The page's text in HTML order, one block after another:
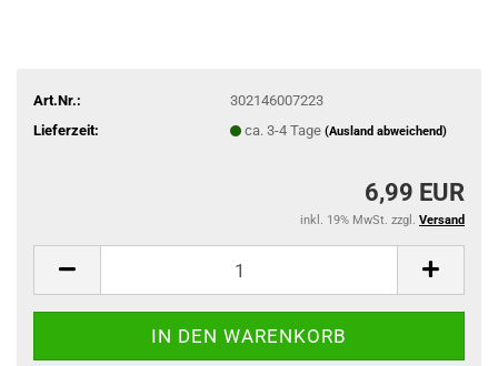
Art.Nr.:
302146007223
Lieferzeit:
ca. 3-4 Tage (Ausland abweichend)
6,99 EUR
inkl. 19% MwSt. zzgl. Versand